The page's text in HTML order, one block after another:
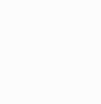
شهید
خزینه
و